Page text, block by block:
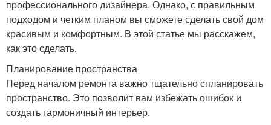
профессионального дизайнера. Однако, с правильным
подходом и четким планом вы сможете сделать свой дом
красивым и комфортным. В этой статье мы расскажем,
как это сделать.
Планирование пространства
Перед началом ремонта важно тщательно спланировать
пространство. Это позволит вам избежать ошибок и
создать гармоничный интерьер.